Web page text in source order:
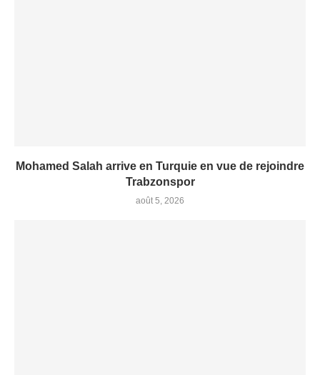
Mohamed Salah arrive en Turquie en vue de rejoindre
Trabzonspor
août 5, 2026